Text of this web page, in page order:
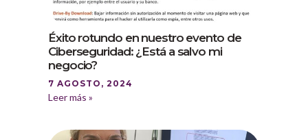
Éxito rotundo en nuestro evento de
Ciberseguridad: ¿Está a salvo mi
negocio?
7 AGOSTO, 2024
Leer más »